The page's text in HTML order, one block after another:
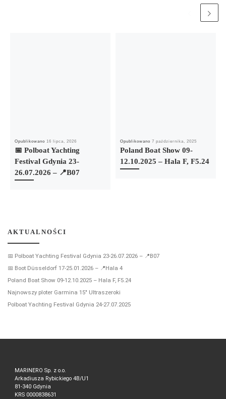
Opublikowano 16 lipca, 2026
📅 Polboat Yachting
Festival Gdynia 23-
26.07.2026 – 📍B07
Opublikowano7 października, 2025
Poland Boat Show 09-
12.10.2025 – Hala F, F5.24
AKTUALNOŚCI
📅 Polboat Yachting Festival Gdynia 23-26.07.2026 – 📍B07
📅 Boot Düsseldorf 17-25.01.2026 – 📍Hala 4
Poland Boat Show 09-12.10.2025 – Hala F, F5.24
Najnowszy ploter Garmina 15″ Ultraszeroki
Polboat Yachting Festival Gdynia 24-27.07.2025
MARINERO Sp. z o.o.
Arkadiusza Rybickiego 4B/U1
81-340 Gdynia
KRS 0000838631